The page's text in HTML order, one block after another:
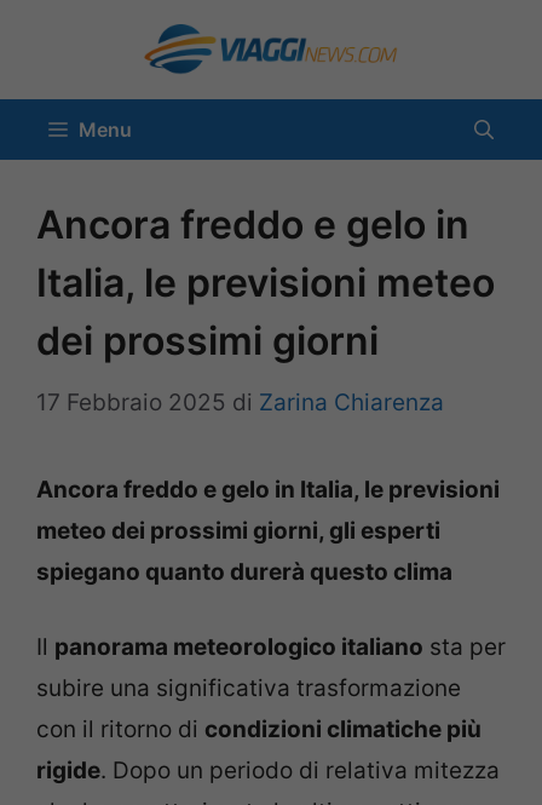
contenuto
Menu
Ancora freddo e gelo in
Italia, le previsioni meteo
dei prossimi giorni
17 Febbraio 2025 di Zarina Chiarenza
Ancora freddo e gelo in Italia, le previsioni
meteo dei prossimi giorni, gli esperti
spiegano quanto durerà questo clima
Il panorama meteorologico italiano sta per
subire una significativa trasformazione
con il ritorno di condizioni climatiche più
rigide. Dopo un periodo di relativa mitezza